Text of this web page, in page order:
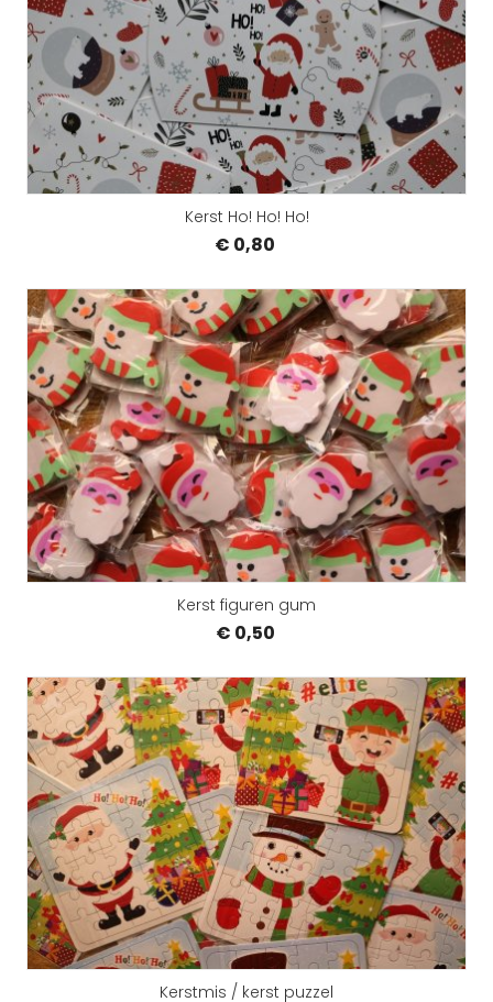
Kerst Ho! Ho! Ho!
€ 0,80
Kerst figuren gum
€ 0,50
Kerstmis / kerst puzzel